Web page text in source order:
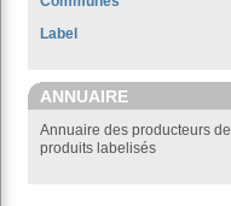
Label
ANNUAIRE
Annuaire des producteurs de
produits labelisés